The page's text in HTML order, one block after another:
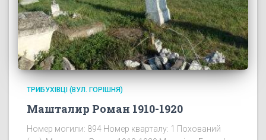
ТРИБУХІВЦІ (ВУЛ. ГОРІШНЯ)
Машталир Роман 1910-1920
Номер могили: 894 Номер кварталу: 1 Похований